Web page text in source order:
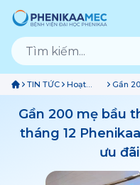
TIN TỨC
Hoạt
Động
Bệnh
Viện
Gần
Đãi
Gần 200 mẹ bầu
tháng 12
ưu